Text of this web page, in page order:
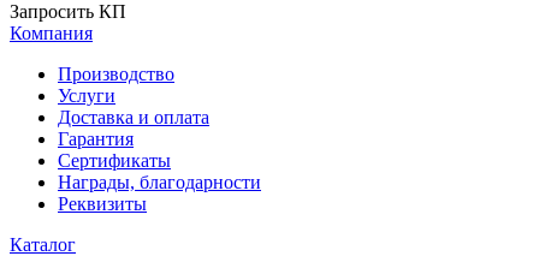
Запросить КП
Компания
Производство
Услуги
Доставка и оплата
Гарантия
Сертификаты
Награды, благодарности
Реквизиты
Каталог